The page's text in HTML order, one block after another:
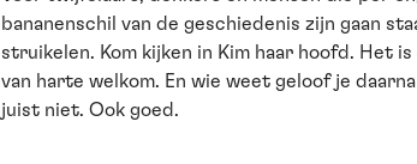
bananenschil van de geschiedenis zijn gaan
struikelen. Kom kijken in Kim haar hoofd. Het
van harte welkom. En wie weet geloof je
juist niet. Ook goed.